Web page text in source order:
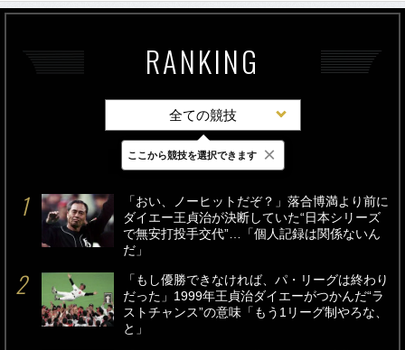
RANKING
全ての競技
最新 24時間 週間
「おい、ノーヒットだぞ？」落合博満より前に
ダイエー王貞治が決断していた“日本シリーズ
で無安打投手交代”…「個人記録は関係ないん
だ」
「もし優勝できなければ、パ・リーグは終わり
だった」1999年王貞治ダイエーがつかんだ“ラ
ストチャンス”の意味「もう1リーグ制やろな、
と」
ここから競技を選択できます ×